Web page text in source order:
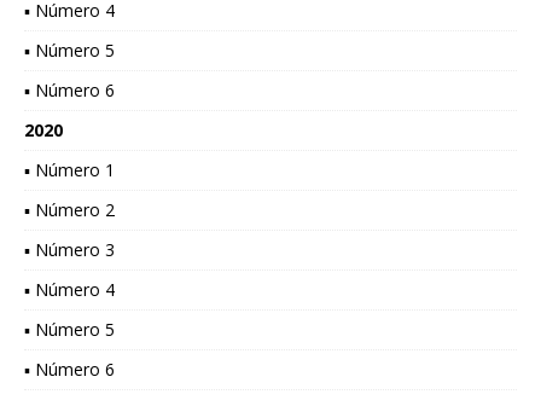
▪ Número 4
▪ Número 5
▪ Número 6
2020
▪ Número 1
▪ Número 2
▪ Número 3
▪ Número 4
▪ Número 5
▪ Número 6